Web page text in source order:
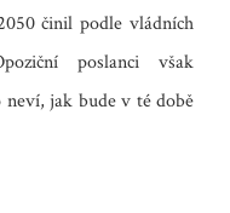
činil podle vládních
poslanci však
neví, jak bude v té době